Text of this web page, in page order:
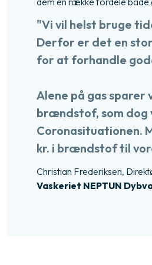
"Vi vil helst bruge
Derfor er det en
for at forhandle
Alene på gas sparer
brændstof, som dog
Coronasituationen.
kr. i brændstof til
​Christian Frederiksen,
Vaskeriet NEPTUN